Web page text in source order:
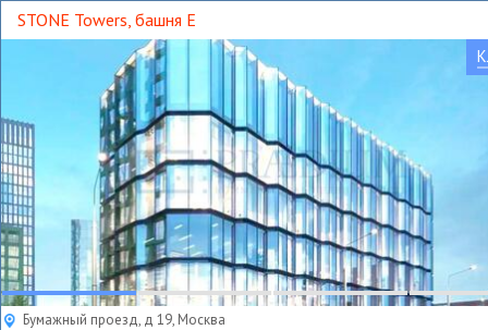
STONE Towers, башня Е
Бумажный проезд, д 19, Москва